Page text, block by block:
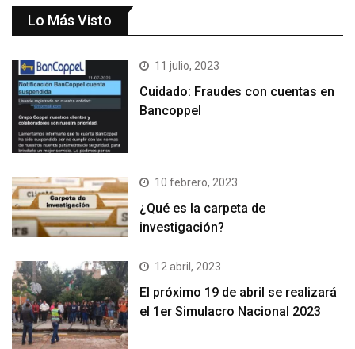
Lo Más Visto
11 julio, 2023
Cuidado: Fraudes con cuentas en
Bancoppel
10 febrero, 2023
¿Qué es la carpeta de
investigación?
12 abril, 2023
El próximo 19 de abril se realizará
el 1er Simulacro Nacional 2023